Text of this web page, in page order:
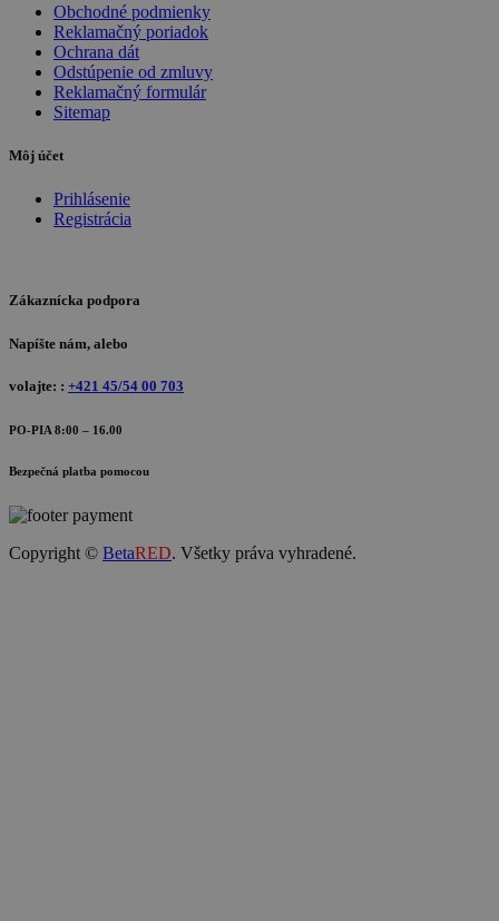
Obchodné podmienky
Reklamačný poriadok
Ochrana dát
Odstúpenie od zmluvy
Reklamačný formulár
Sitemap
Môj účet
Prihlásenie
Registrácia
Zákaznícka podpora
Napíšte nám, alebo
volajte: : +421 45/54 00 703
PO-PIA 8:00 – 16.00
Bezpečná platba pomocou
Copyright © BetaRED. Všetky práva vyhradené.